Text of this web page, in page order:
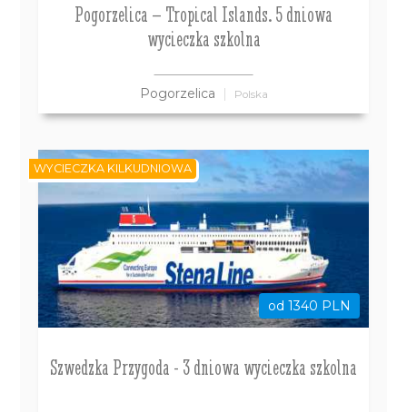
Pogorzelica – Tropical Islands. 5 dniowa
wycieczka szkolna
Pogorzelica Polska
od 1340 PLN
Szwedzka Przygoda - 3 dniowa wycieczka szkolna
WYCIECZKA KILKUDNIOWA